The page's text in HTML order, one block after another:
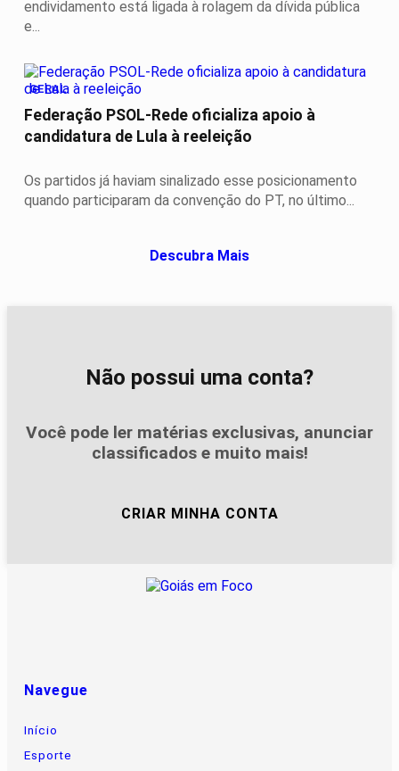
endividamento está ligada à rolagem da dívida pública
e...
GERAL
Federação PSOL-Rede oficializa apoio à
candidatura de Lula à reeleição
Os partidos já haviam sinalizado esse posicionamento
quando participaram da convenção do PT, no último...
Descubra Mais
Não possui uma conta?
Você pode ler matérias exclusivas, anunciar
classificados e muito mais!
CRIAR MINHA CONTA
Navegue
Início
Esporte